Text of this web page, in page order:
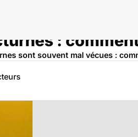
:
sont souvent mal vécues :